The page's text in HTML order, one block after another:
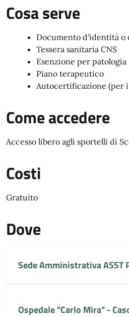
Cosa serve
Documento d'identità o
Tessera sanitaria CNS
Esenzione per patologia
Piano terapeutico
Autocertificazione (per
Come accedere
Accesso libero agli sportelli di
Costi
Gratuito
Dove
Sede Amministrativa ASST
Ospedale "Carlo Mira" -